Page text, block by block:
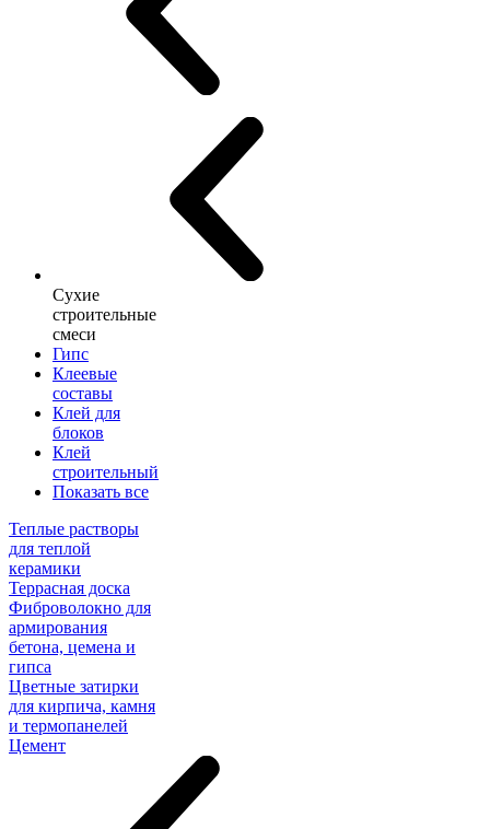
Сухие
строительные
смеси
Гипс
Клеевые
составы
Клей для
блоков
Клей
строительный
Показать все
Теплые растворы
для теплой
керамики
Террасная доска
Фиброволокно для
армирования
бетона, цемена и
гипса
Цветные затирки
для кирпича, камня
и термопанелей
Цемент